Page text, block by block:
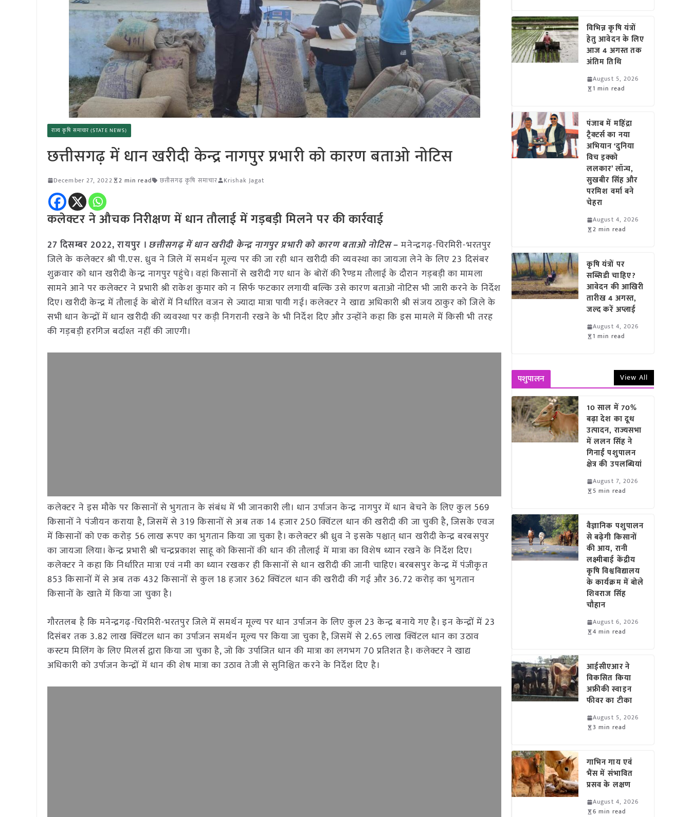
राज्य कृषि समाचार (STATE NEWS)
छत्तीसगढ़ में धान खरीदी केन्द्र नागपुर प्रभारी को कारण बताओ नोटिस
December 27, 2022 2 min read छत्तीसगढ़ कृषि समाचार Krishak Jagat
कलेक्टर ने औचक निरीक्षण में धान तौलाई में गड़बड़ीमिलने पर की कार्रवाई
27 दिसम्बर 2022, रायपुर । छत्तीसगढ़ में धान खरीदी केन्द्र नागपुर प्रभारी को कारण बताओ नोटिस–मनेन्द्रगढ़-चिरमिरी-भरतपुर
जिले के कलेक्टर श्री पी.एस. ध्रुव ने जिले में समर्थन मूल्य पर की जा रही धान खरीदी की व्यवस्था का जायजा लेने के लिए 23 दिसंबर
शुक्रवार को धान खरीदी केन्द्र नागपुर पहुंचे। वहां किसानों से खरीदी गए धान के बोरों की रैण्डम तौलाई के दौरान गड़बड़ी का मामला
सामने आने पर कलेक्टर ने प्रभारी श्री राकेश कुमार को न सिर्फ फटकार लगायी बल्कि उसे कारण बताओ नोटिस भी जारी करने के निर्देश
दिए। खरीदी केन्द्र में तौलाई के बोरों में निर्धारित वजन से ज्यादा मात्रा पायी गई। कलेक्टर ने खाद्य अधिकारी श्री संजय ठाकुर को जिले के
सभी धान केन्द्रों में धान खरीदी की व्यवस्था पर कड़ी निगरानी रखने के भी निर्देश दिए और उन्होंने कहा कि इस मामले में किसी भी तरह
की गड़बड़ी हरगिज बर्दाश्त नहीं की जाएगी।
कलेक्टर ने इस मौके पर किसानों से भुगतान के संबंध में भी जानकारी ली। धान उर्पाजन केन्द्र नागपुर में धान बेचने के लिए कुल 569
किसानों ने पंजीयन कराया है, जिसमें से 319 किसानों से अब तक 14 हजार 250 क्विंटल धान की खरीदी की जा चुकी है, जिसके एवज
में किसानों को एक करोड़ 56 लाख रूपए का भुगतान किया जा चुका है। कलेक्टर श्री ध्रुव ने इसके पश्चात् धान खरीदी केन्द्र बरबसपुर
का जायजा लिया। केन्द्र प्रभारी श्री चन्द्रप्रकाश साहू को किसानों की धान की तौलाई में मात्रा का विशेष ध्यान रखने के निर्देश दिए।
कलेक्टर ने कहा कि निर्धारित मात्रा एवं नमी का ध्यान रखकर ही किसानों से धान खरीदी की जानी चाहिए। बरबसपुर केन्द्र में पंजीकृत
853 किसानों में से अब तक 432 किसानों से कुल 18 हजार 362 क्विंटल धान की खरीदी की गई और 36.72 करोड़ का भुगतान
किसानों के खाते में किया जा चुका है।
गौरतलब है कि मनेन्द्रगढ़-चिरमिरी-भरतपुर जिले में समर्थन मूल्य पर धान उर्पाजन के लिए कुल 23 केन्द्र बनाये गए है। इन केन्द्रों में 23
दिसंबर तक 3.82 लाख क्विंटल धान का उर्पाजन समर्थन मूल्य पर किया जा चुका है, जिसमें से 2.65 लाख क्विंटल धान का उठाव
कस्टम मिलिंग के लिए मिलर्स द्वारा किया जा चुका है, जो कि उर्पाजित धान की मात्रा का लगभग 70 प्रतिशत है। कलेक्टर ने खाद्य
अधिकारी को उर्पाजन केन्द्रों में धान की शेष मात्रा का उठाव तेजी से सुनिश्चित करने के निर्देश दिए है।
विभिन्न कृषि यंत्रों
हेतु आवेदन के लिए
आज 4 अगस्त तक
अंतिम तिथि
August 5, 2026
1 min read
पंजाब में महिंद्रा
ट्रैक्टर्स का नया
अभियान ‘दुनिया
विच इक्को
ललकार’ लॉन्च,
सुखबीर सिंह और
परमिश वर्मा बने
चेहरा
August 4, 2026
2 min read
कृषि यंत्रों पर
सब्सिडी चाहिए?
आवेदन की आखिरी
तारीख 4 अगस्त,
जल्द करें अप्लाई
August 4, 2026
1 min read
पशुपालन View All
10 साल में 70%
बढ़ा देश का दूध
उत्पादन, राज्यसभा
में ललन सिंह ने
गिनाईं पशुपालन
क्षेत्र की उपलब्धियां
August 7, 2026
5 min read
वैज्ञानिक पशुपालन
से बढ़ेगी किसानों
की आय, रानी
लक्ष्मीबाई केंद्रीय
कृषि विश्वविद्यालय
के कार्यक्रम में बोले
शिवराज सिंह
चौहान
August 6, 2026
4 min read
आईसीएआर ने
विकसित किया
अफ्रीकी स्वाइन
फीवर का टीका
August 5, 2026
3 min read
गाभिन गाय एवं
भैंस में संभावित
प्रसव के लक्षण
August 4, 2026
6 min read